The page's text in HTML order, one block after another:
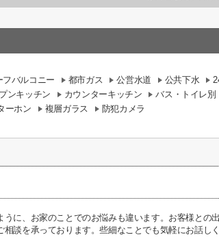
フバルコニー 都市ガス 公営水道 公共下水
ンキッチン カウンターキッチン
バス・トイレ別
ーホン 複層ガラス 防犯カメラ
に、お家のことでのお悩みも違います。お客様との
談を承っております。些細なことでも気軽にお話し